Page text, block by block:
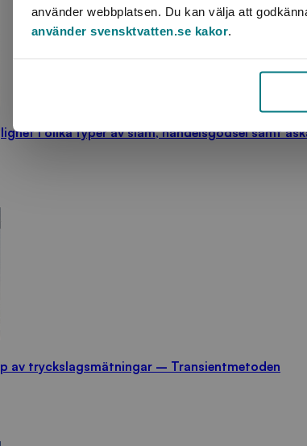
använder webbplatsen. Du kan välja att
använder svensktvatten.se kakor.
i olika typer av slam, handelsgödsel samt
av tryckslagsmätningar – Transientmetoden